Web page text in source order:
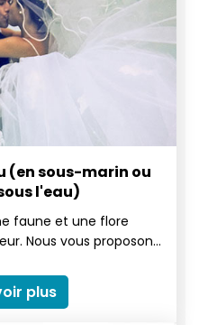
uniques à bord d'un
offrez-vous un
en croisière avec vos
à ce magnifique
coucher de soleil.
(en sous-marin ou
l'eau)
faune et une flore
Nous vous proposons
que
Une occasion
sous
plus